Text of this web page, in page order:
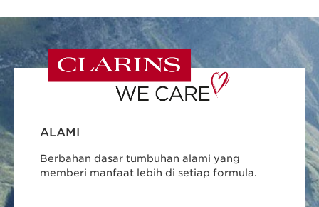
ALAMI
Berbahan dasar tumbuhan alami yang
memberi manfaat lebih di setiap formula.